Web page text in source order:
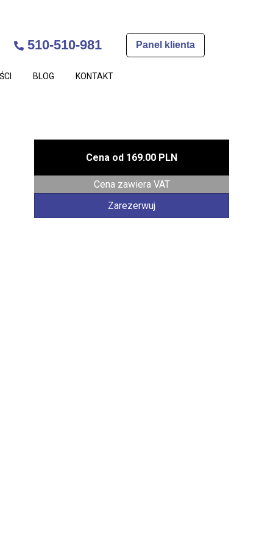
510-510-981 Panel klienta
BLOG KONTAKT
Cena od 169.00 PLN
Cena zawiera VAT
Zarezerwuj